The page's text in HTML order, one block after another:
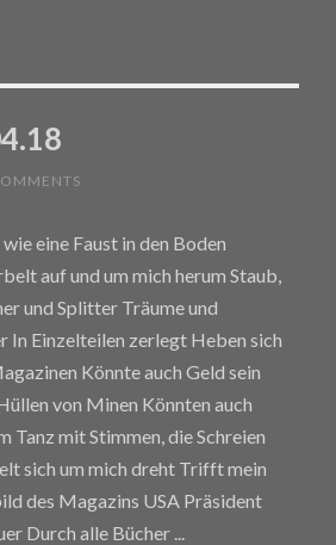
eine Faust in den Boden
auf und um mich herum Staub,
und Splitter Träume und
In Einzelteilen zerlegt Heben sich
Könnte auch Geld sein
von Minen Könnten auch
Tanz mit Stimmen, die Schreien
sich um mich dreht Trifft mein
des Magazins USA Präsident
Durch alle Bücher